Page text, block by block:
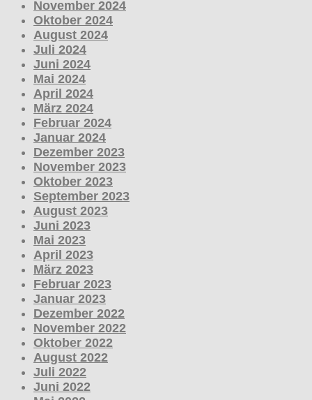
November 2024
Oktober 2024
August 2024
Juli 2024
Juni 2024
Mai 2024
April 2024
März 2024
Februar 2024
Januar 2024
Dezember 2023
November 2023
Oktober 2023
September 2023
August 2023
Juni 2023
Mai 2023
April 2023
März 2023
Februar 2023
Januar 2023
Dezember 2022
November 2022
Oktober 2022
August 2022
Juli 2022
Juni 2022